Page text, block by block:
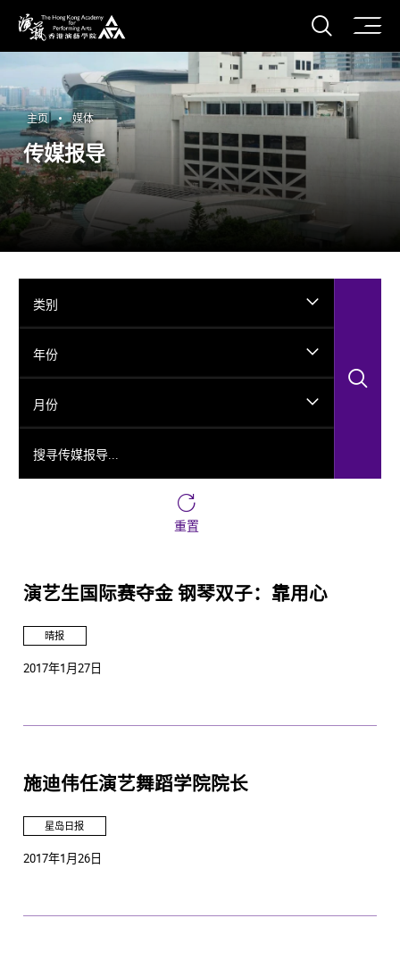
香港演艺学院
打开
主页 媒体
传媒报导
类别
年份
月份
重置
演艺生国际赛夺金 钢琴双子：靠用心
晴报
2017年1月27日
施迪伟任演艺舞蹈学院院长
星岛日报
2017年1月26日